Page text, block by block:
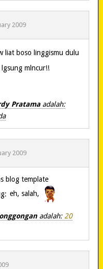
2009
liat boso linggismu dulu
mlncur!!
Pratama adalah:
2009
blog template
eh, salah,
adalah: 20